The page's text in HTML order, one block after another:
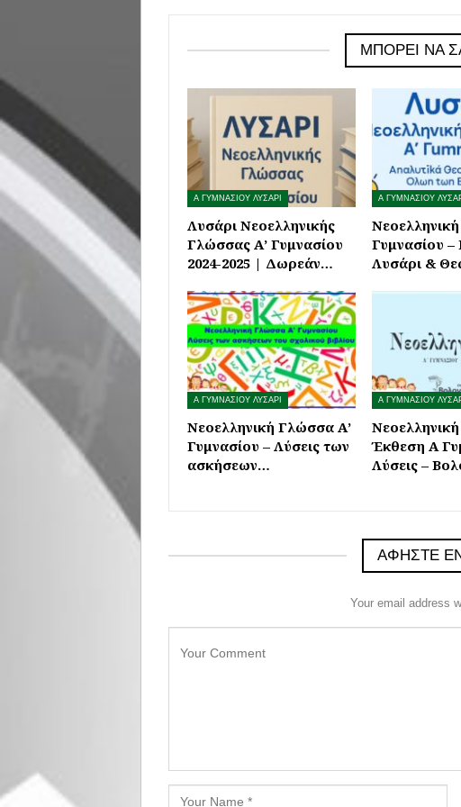
ΜΠΟΡΕΊ ΝΑ
Α ΓΥΜΝΑΣΙΟΥ ΛΥΣΑΡΙ
Λυσάρι Νεοελληνικής
Γλώσσας Α’ Γυμνασίου
2024-2025 | Δωρεάν…
Α ΓΥΜΝΑΣΙΟΥ
Γυμνασίου
Λυσάρι &
Α ΓΥΜΝΑΣΙΟΥ ΛΥΣΑΡΙ
Νεοελληνική Γλώσσα Α’
Γυμνασίου – Λύσεις των
ασκήσεων…
Α ΓΥΜΝΑΣΙΟΥ
Έκθεση Α
Λύσεις –
ΑΦΉΣΤΕ
Your email address